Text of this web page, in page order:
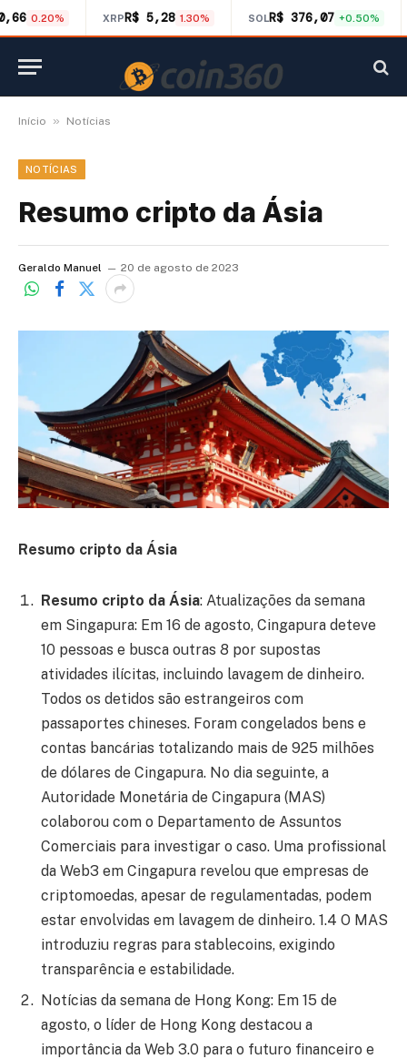
0.20% XRPR$ 5,28 1.30% SOLR$ 376,07 +0.50%
Início » Notícias
NOTÍCIAS
Resumo cripto da Ásia
Geraldo Manuel 20 de agosto de 2023
Resumo cripto da Ásia
Resumo cripto da Ásia: Atualizações da semana
em Singapura: Em 16 de agosto, Cingapura deteve
10 pessoas e busca outras 8 por supostas
atividades ilícitas, incluindo lavagem de dinheiro.
Todos os detidos são estrangeiros com
passaportes chineses. Foram congelados bens e
contas bancárias totalizando mais de 925 milhões
de dólares de Cingapura. No dia seguinte, a
Autoridade Monetária de Cingapura (MAS)
colaborou com o Departamento de Assuntos
Comerciais para investigar o caso. Uma profissional
da Web3 em Cingapura revelou que empresas de
criptomoedas, apesar de regulamentadas, podem
estar envolvidas em lavagem de dinheiro. 1.4 O MAS
introduziu regras para stablecoins, exigindo
transparência e estabilidade.
Notícias da semana de Hong Kong: Em 15 de
agosto, o líder de Hong Kong destacou a
importância da Web 3.0 para o futuro financeiro e